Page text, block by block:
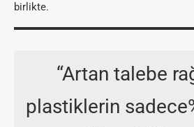
birlikte.
“Artan talebe
plastiklerin